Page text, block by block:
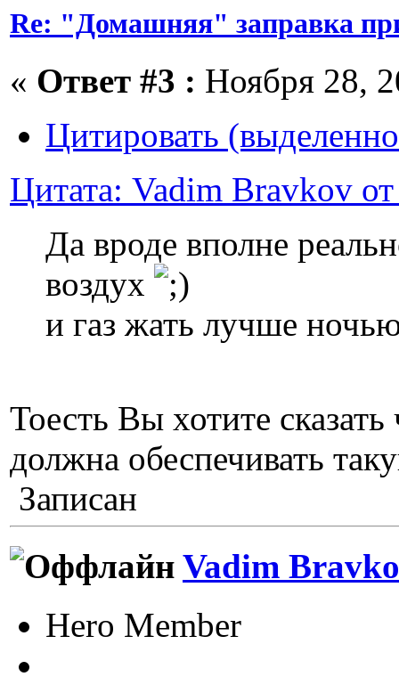
Re: "Домашняя" заправка
« Ответ #3 : Ноября 28,
Цитировать
Цитата: Vadim Bravkov
Да вроде вполне
воздух
и газ жать лучше
Тоесть Вы хотите
должна обеспечивать
Записан
Vadim
Hero Member